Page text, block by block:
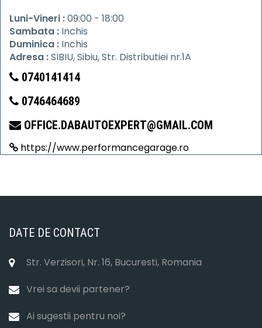
Luni-Vineri :09:00 - 18:00
Sambata : Inchis
Duminica : Inchis
Adresa :SIBIU, Sibiu, Str. Distributiei nr.1A
0740141414
0746464689
OFFICE.DABAUTOEXPERT@GMAIL.COM
https://www.performancegarage.ro
DATE DE CONTACT
Str. Verzisori, Nr. 16, Bucuresti, Romania
Vrei sa devii partener?
Ai sugestii pentru noi?